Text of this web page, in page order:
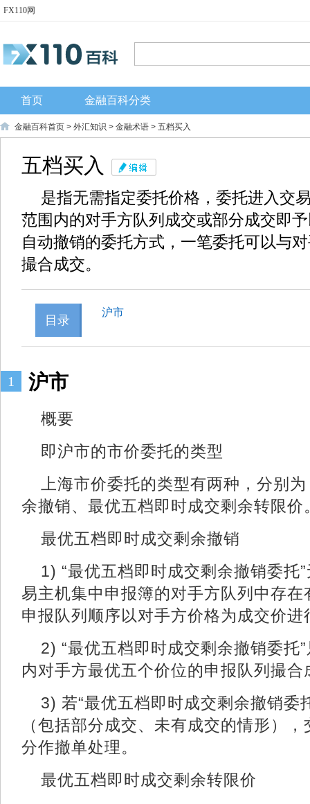
FX110网
首页 金融百科分类
金融百科首页 > 外汇知识 > 金融术语 > 五档买入
五档买入
是指无需指定委托价格，委托进入交
范围内的对手方队列成交或部分成交即
自动撤销的委托方式，一笔委托可以与
撮合成交。
目录
沪市
1 沪市
概要
即沪市的市价委托的类型
上海市价委托的类型有两种，分别
余撤销、最优五档即时成交剩余转限价
最优五档即时成交剩余撤销
1) “最优五档即时成交剩余撤销委托
易主机集中申报簿的对手方队列中存
申报队列顺序以对手方价格为成交价进
2) “最优五档即时成交剩余撤销委托
内对手方最优五个价位的申报队列撮合
3) 若“最优五档即时成交剩余撤销委
（包括部分成交、未有成交的情形）
分作撤单处理。
最优五档即时成交剩余转限价